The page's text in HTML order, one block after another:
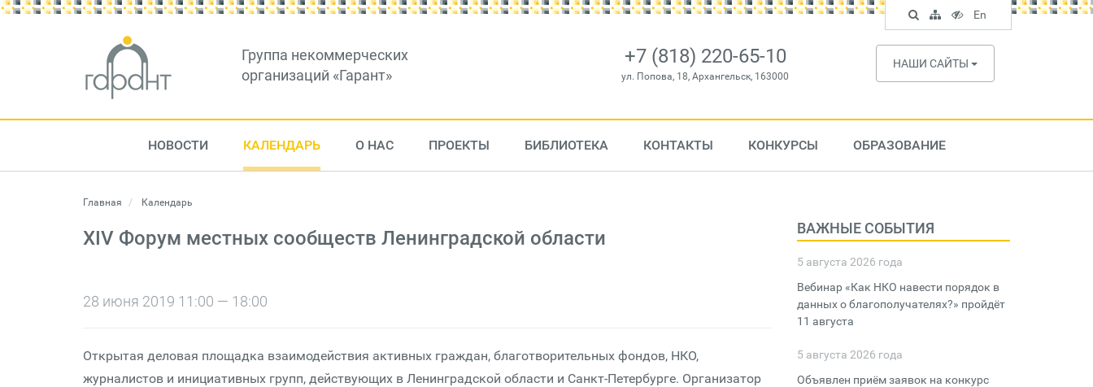
Группа некоммерческих
организаций «Гарант»
+7 (818) 220-65-10
ул. Попова, 18, Архангельск, 163000
НАШИ САЙТЫ
НОВОСТИ КАЛЕНДАРЬ О НАС ПРОЕКТЫ БИБЛИОТЕКА КОНТАКТЫ КОНКУРСЫ ОБРАЗОВАНИЕ
Главная Календарь
XIV Форум местных сообществ Ленинградской области
28 июня 2019 11:00 — 18:00
Открытая деловая площадка взаимодействия активных граждан, благотворительных фондов, НКО,
журналистов и инициативных групп, действующих в Ленинградской области и Санкт-Петербурге. Организатор
ВАЖНЫЕ СОБЫТИЯ
5 августа 2026 года
Вебинар «Как НКО навести порядок в
данных о благополучателях?» пройдёт
11 августа
5 августа 2026 года
Объявлен приём заявок на конкурс
Поиск
по
сайту
Карта
сайта
Версия
для
слабовидящих
En
English